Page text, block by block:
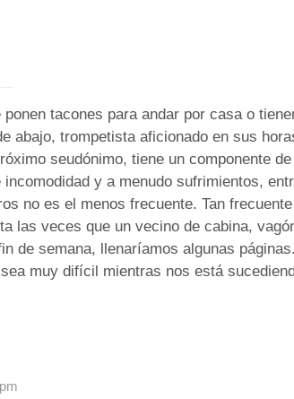
tacones para andar por casa o
abajo, trompetista aficionado en sus
seudónimo, tiene un componente
y a menudo sufrimientos,
no es el menos frecuente. Tan
las veces que un vecino de cabina,
de semana, llenaríamos algunas
muy difícil mientras nos está